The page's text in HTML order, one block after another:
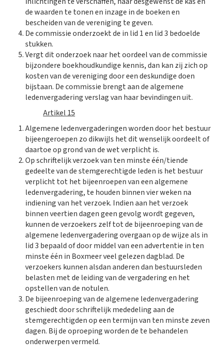
de waarden te tonen en inzage in de boeken en
bescheiden van de vereniging te geven.
De commissie onderzoekt de in lid 1 en lid 3 bedoelde
stukken.
Vergt dit onderzoek naar het oordeel van de commissie
bijzondere boekhoudkundige kennis, dan kan zij zich op
kosten van de vereniging door een deskundige doen
bijstaan. De commissie brengt aan de algemene
ledenvergadering verslag van haar bevindingen uit.
Artikel 15
Algemene ledenvergaderingen worden door het bestuur
bijeengeroepen zo dikwijls het dit wenselijk oordeelt of
daartoe op grond van de wet verplicht is.
Op schriftelijk verzoek van ten minste één/tiende
gedeelte van de stemgerechtigde leden is het bestuur
verplicht tot het bijeenroepen van een algemene
ledenvergadering, te houden binnen vier weken na
indiening van het verzoek. Indien aan het verzoek
binnen veertien dagen geen gevolg wordt gegeven,
kunnen de verzoekers zelf tot de bijeenroeping van de
algemene ledenvergadering overgaan op de wijze als in
lid 3 bepaald of door middel van een advertentie in ten
minste één in Boxmeer veel gelezen dagblad. De
verzoekers kunnen alsdan anderen dan bestuursleden
belasten met de leiding van de vergadering en het
opstellen van de notulen.
De bijeenroeping van de algemene ledenvergadering
geschiedt door schriftelijk mededeling aan de
stemgerechtigden op een termijn van ten minste zeven
dagen. Bij de oproeping worden de te behandelen
onderwerpen vermeld.